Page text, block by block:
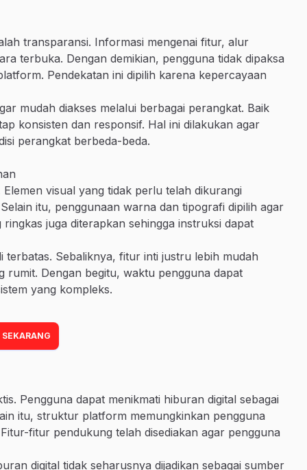
transparansi. Informasi mengenai fitur, alur
terbuka. Dengan demikian, pengguna tidak dipaksa
Pendekatan ini dipilih karena kepercayaan
mudah diakses melalui berbagai perangkat. Baik
konsisten dan responsif. Hal ini dilakukan agar
perangkat berbeda-beda.
visual yang tidak perlu telah dikurangi
itu, penggunaan warna dan tipografi dipilih agar
juga diterapkan sehingga instruksi dapat
Sebaliknya, fitur inti justru lebih mudah
rumit. Dengan begitu, waktu pengguna dapat
yang kompleks.
SEKARANG
Pengguna dapat menikmati hiburan digital sebagai
itu, struktur platform memungkinkan pengguna
fitur pendukung telah disediakan agar pengguna
digital tidak seharusnya dijadikan sebagai sumber